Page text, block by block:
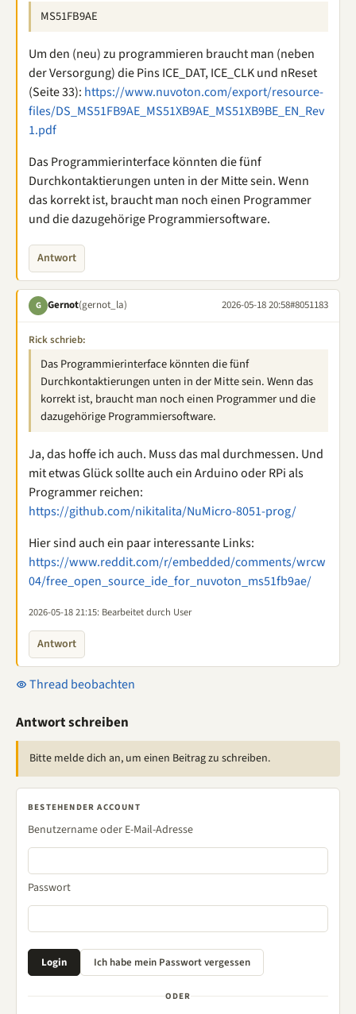
MS51FB9AE
Um den (neu) zu programmieren braucht man (neben
der Versorgung) die Pins ICE_DAT, ICE_CLK und nReset
(Seite 33): https://www.nuvoton.com/export/resource-
files/DS_MS51FB9AE_MS51XB9AE_MS51XB9BE_EN_Rev
1.pdf
Das Programmierinterface könnten die fünf
Durchkontaktierungen unten in der Mitte sein. Wenn
das korrekt ist, braucht man noch einen Programmer
und die dazugehörige Programmiersoftware.
Antwort
G Gernot(gernot_la) 2026-05-18 20:58#8051183
Rick schrieb:
Das Programmierinterface könnten die fünf
Durchkontaktierungen unten in der Mitte sein. Wenn das
korrekt ist, braucht man noch einen Programmer und die
dazugehörige Programmiersoftware.
Ja, das hoffe ich auch. Muss das mal durchmessen. Und
mit etwas Glück sollte auch ein Arduino oder RPi als
Programmer reichen:
https://github.com/nikitalita/NuMicro-8051-prog/
Hier sind auch ein paar interessante Links:
https://www.reddit.com/r/embedded/comments/wrcw
04/free_open_source_ide_for_nuvoton_ms51fb9ae/
2026-05-18 21:15: Bearbeitet durch User
Antwort
Thread beobachten
Antwort schreiben
Bitte melde dich an, um einen Beitrag zu schreiben.
BESTEHENDER ACCOUNT
Benutzername oder E-Mail-Adresse
Passwort
ODER